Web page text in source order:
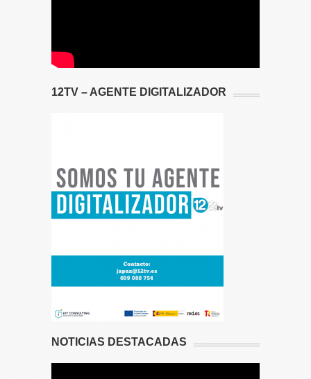
12TV – AGENTE DIGITALIZADOR
NOTICIAS DESTACADAS